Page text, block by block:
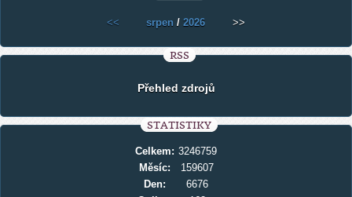
<< srpen / 2026 >>
RSS
Přehled zdrojů
STATISTIKY
Celkem: 3246759
Měsíc:
159607
Den:
6676